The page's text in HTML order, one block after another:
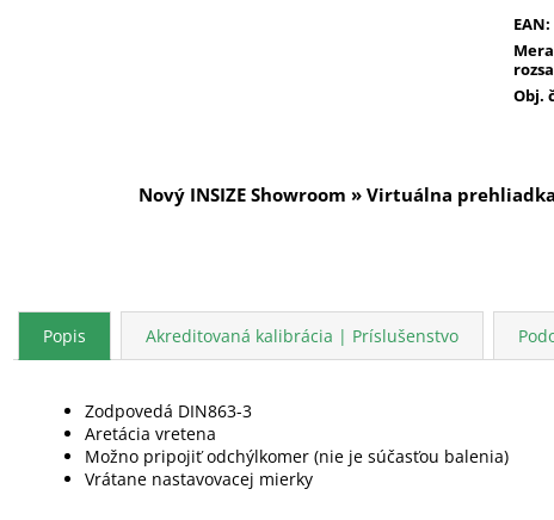
EAN:
Obj.
Nový INSIZE Showroom » Virtuálna prehliadka
Popis Akreditovaná kalibrácia | Príslušenstvo
Zodpovedá DIN863-3
Aretácia vretena
Možno pripojiť odchýlkomer (nie je súčasťou balenia)
Vrátane nastavovacej mierky